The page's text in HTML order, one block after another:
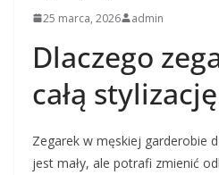
25 marca, 2026 admin
Dlaczego
całą stylizację
Zegarek w męskiej garderobie
jest mały, ale potrafi zmienić